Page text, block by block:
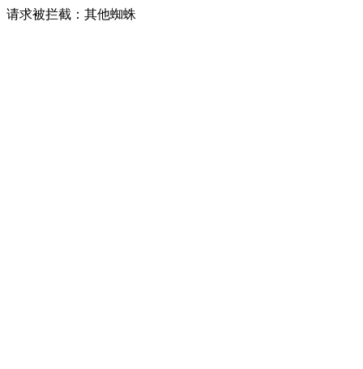
请求被拦截：其他蜘蛛